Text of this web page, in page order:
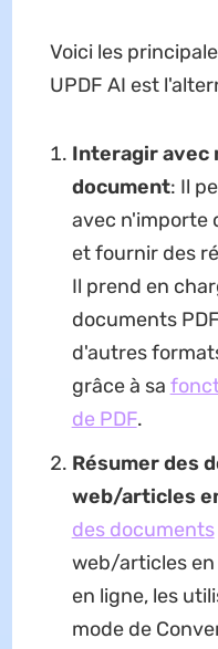
Voici les
UPDF AI est
Interagir avec
document: Il
avec n'importe
et fournir des
Il prend en
documents
d'autres
grâce à sa
de PDF.
Résumer des
web/articles
des documents
web/articles en
en ligne, les
mode de